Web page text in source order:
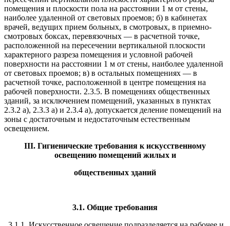
помещения и плоскости пола на расстоянии 1 м от стены,
наиболее удаленной от световых проемов; б) в кабинетах
врачей, ведущих прием больных, в смотровых, в приемно-
смотровых боксах, перевязочных — в расчетной точке,
расположенной на пересечении вертикальной плоскости
характерного разреза помещения и условной рабочей
поверхности на расстоянии 1 м от стены, наиболее удаленной
от световых проемов; в) в остальных помещениях — в
расчетной точке, расположенной в центре помещения на
рабочей поверхности. 2.3.5. В помещениях общественных
зданий, за исключением помещений, указанных в пунктах
2.3.2 а), 2.3.3 а) и 2.3.4 а), допускается деление помещений на
зоны с достаточным и недостаточным естественным
освещением.
III. Гигиенические требования к искусственному
освещению помещений жилых и
общественных зданий
3.1. Общие требования